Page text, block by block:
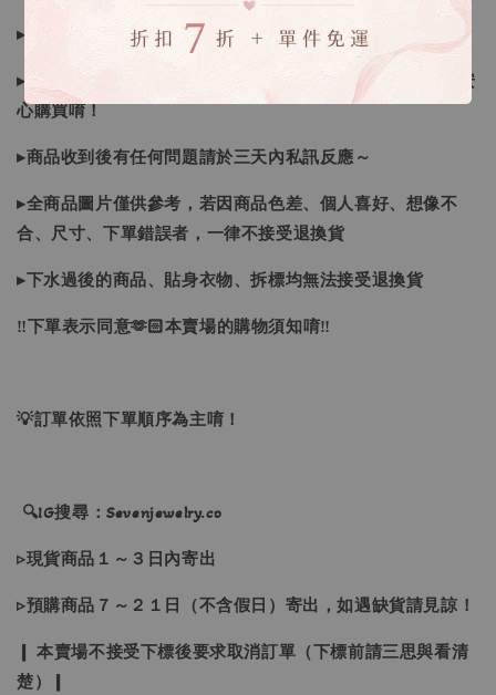
▸如遇缺斷貨情形會再另行告知，請注意訊息及信箱收件
▸商品皆由日本、韓國門市、官網購入，皆為正品，您可以安
心購買唷！
▸商品收到後有任何問題請於三天內私訊反應～
▸全商品圖片僅供參考，若因商品色差、個人喜好、想像不
合、尺寸、下單錯誤者，一律不接受退換貨
▸下水過後的商品、貼身衣物、拆標均無法接受退換貨
‼下單表示同意🫶🏻本賣場的購物須知唷‼
💡訂單依照下單順序為主唷！
🔍IG搜尋：Sevenjewelry.co
▹現貨商品１～３日內寄出
▹預購商品７～２１日（不含假日）寄出，如遇缺貨請見諒！
❙ 本賣場不接受下標後要求取消訂單（下標前請三思與看清
楚）❙